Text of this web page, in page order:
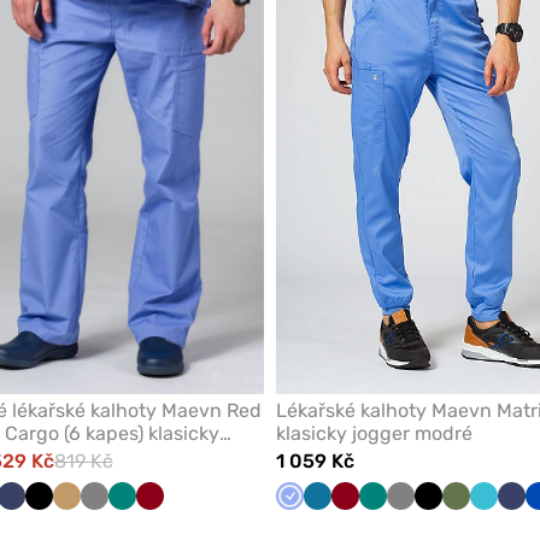
Bílá Třešňová
odeberete
z
oblíbených
lékařské kalhoty Maevn Red
Cargo (6 kapes) klasicky
Kč819 Kč
Námořnická
ČernáBéžováŠedáZelenáLilková
Lékařské kalhoty Maevn
klasicky jogger modré
1 059 Kč
KlasickyKaraibsky
LilkováZelenáŠedáČernáOlivkováMořsky